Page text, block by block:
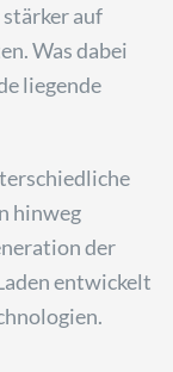
auf
Was dabei
liegende
hinweg
der
entwickelt